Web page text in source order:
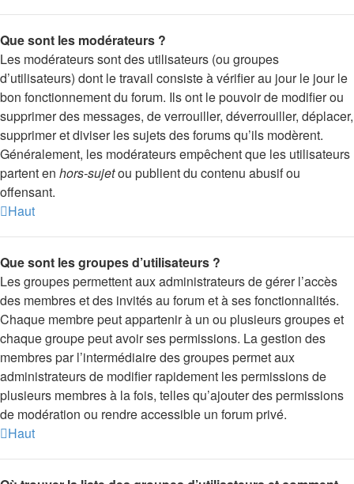
Que sont les modérateurs ?
Les modérateurs sont des utilisateurs (ou groupes
d’utilisateurs) dont le travail consiste à vérifier au jour le jour le
bon fonctionnement du forum. Ils ont le pouvoir de modifier ou
supprimer des messages, de verrouiller, déverrouiller, déplacer,
supprimer et diviser les sujets des forums qu’ils modèrent.
Généralement, les modérateurs empêchent que les utilisateurs
partent en hors-sujetou publient du contenu abusif ou
offensant.
Haut
Que sont les groupes d’utilisateurs ?
Les groupes permettent aux administrateurs de gérer l’accès
des membres et des invités au forum et à ses fonctionnalités.
Chaque membre peut appartenir à un ou plusieurs groupes et
chaque groupe peut avoir ses permissions. La gestion des
membres par l’intermédiaire des groupes permet aux
administrateurs de modifier rapidement les permissions de
plusieurs membres à la fois, telles qu’ajouter des permissions
de modération ou rendre accessible un forum privé.
Haut